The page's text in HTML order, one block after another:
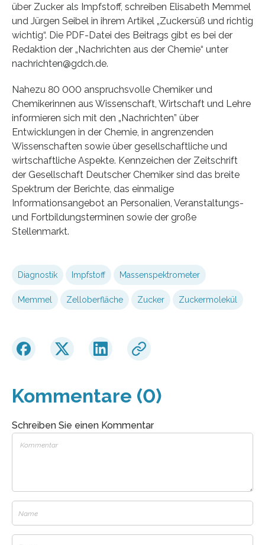
über Zucker als Impfstoff, schreiben Elisabeth Memmel
und Jürgen Seibel in ihrem Artikel „Zuckersüß und richtig
wichtig“. Die PDF-Datei des Beitrags gibt es bei der
Redaktion der „Nachrichten aus der Chemie“ unter
nachrichten@gdch.de.
Nahezu 80 000 anspruchsvolle Chemiker und
Chemikerinnen aus Wissenschaft, Wirtschaft und Lehre
informieren sich mit den „Nachrichten” über
Entwicklungen in der Chemie, in angrenzenden
Wissenschaften sowie über gesellschaftliche und
wirtschaftliche Aspekte. Kennzeichen der Zeitschrift
der Gesellschaft Deutscher Chemiker sind das breite
Spektrum der Berichte, das einmalige
Informationsangebot an Personalien, Veranstaltungs-
und Fortbildungsterminen sowie der große
Stellenmarkt.
Diagnostik Impfstoff Massenspektrometer
Memmel Zelloberfläche Zucker Zuckermolekül
Kommentare (0)
Schreiben Sie einen Kommentar